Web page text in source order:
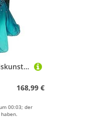
JRUIA Mode Mädchen Eiskunstlauf Wettbewerb Kleid Frauen Gradient Rhythmische Gymnastik Trikots Langärmliges Eislauf Performance Kostüm Mit Strass,B,11_13Years
168,99 €
00:03; der